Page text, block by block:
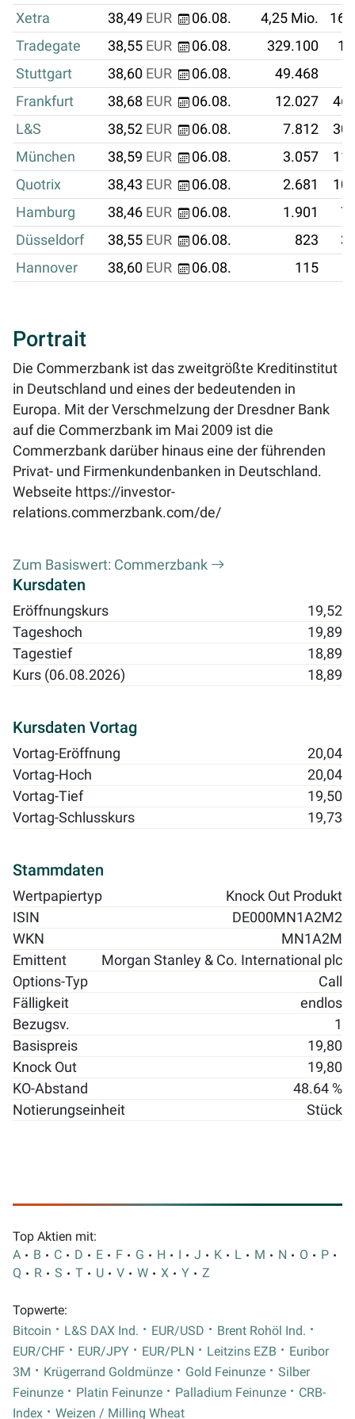
Xetra
38,49 EUR 06.08. 4,25 Mio.
Tradegate
38,55 EUR 06.08. 329.100
Stuttgart
38,60 EUR 06.08. 49.468
Frankfurt
38,68 EUR 06.08. 12.027
L&S
38,52 EUR 06.08. 7.812
München
38,59 EUR 06.08. 3.057
Quotrix
38,43 EUR 06.08. 2.681
Hamburg
38,46 EUR 06.08. 1.901
Düsseldorf
38,55 EUR 06.08. 823
Hannover
38,60 EUR 06.08. 115
Portrait
Die Commerzbank ist das zweitgrößte Kreditinstitut
in Deutschland und eines der bedeutenden in
Europa. Mit der Verschmelzung der Dresdner Bank
auf die Commerzbank im Mai 2009 ist die
Commerzbank darüber hinaus eine der führenden
Privat- und Firmenkundenbanken in Deutschland.
Webseite https://investor-
relations.commerzbank.com/de/
Zum Basiswert: Commerzbank
Kursdaten
Eröffnungskurs
19,52
Tageshoch
19,89
Tagestief
18,89
Kurs (06.08.2026)
18,89
Kursdaten Vortag
Vortag-Eröffnung
20,04
Vortag-Hoch
20,04
Vortag-Tief
19,50
Vortag-Schlusskurs
19,73
Stammdaten
Wertpapiertyp
Knock Out Produkt
ISIN
DE000MN1A2M2
WKN
MN1A2M
Emittent
Morgan Stanley & Co. International plc
Options-Typ
Call
Fälligkeit
endlos
Bezugsv.
1
Basispreis
19,80
Knock Out
19,80
KO-Abstand
48.64 %
Notierungseinheit
Stück
Top Aktien mit:
A
B C D E F G H I J K L M N O
P
Q
R S T U V W X Y Z
Topwerte:
Bitcoin
L&S DAX Ind. EUR/USD
Brent Rohöl Ind.
EUR/CHF
EUR/JPY EUR/PLN Leitzins EZB
Euribor
3M
Krügerrand Goldmünze Gold Feinunze
Silber
Feinunze
Platin Feinunze Palladium Feinunze
CRB-
Index
Weizen / Milling Wheat